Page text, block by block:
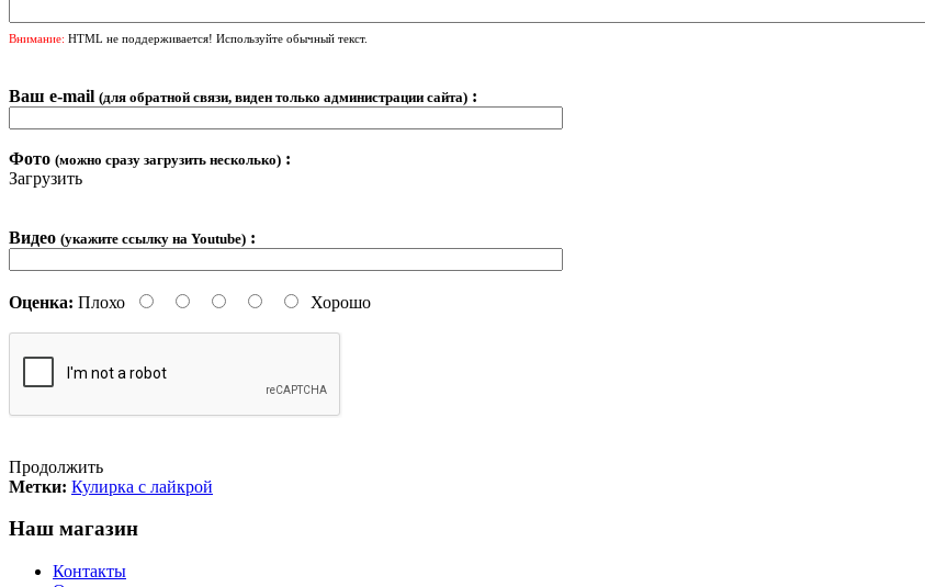
Внимание: HTML не поддерживается! Используйте обычный текст.
Ваш e-mail (для обратной связи, виден только администрации сайта) :
Фото (можно сразу загрузить несколько) :
Загрузить
Видео (укажите ссылку на Youtube) :
Оценка: Плохо Хорошо
Продолжить
Метки: Кулирка с лайкрой
Наш магазин
Контакты